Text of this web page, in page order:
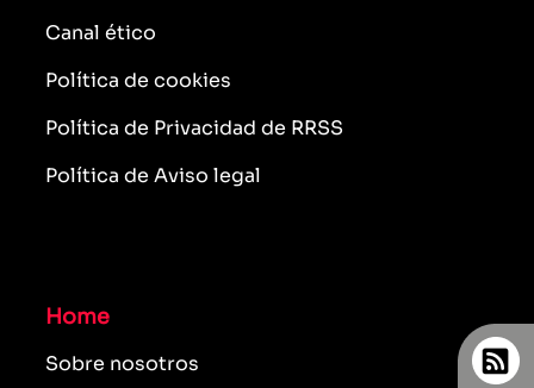
Canal ético
Política de cookies
Política de Privacidad de RRSS
Política de Aviso legal
Home
Sobre nosotros